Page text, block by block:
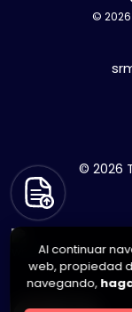
©
© 2026
Al continuar
web, propiedad
navegando,